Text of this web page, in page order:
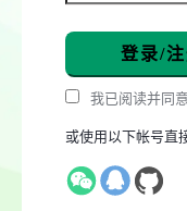
登录/
我已阅读并同意
或使用以下帐号直